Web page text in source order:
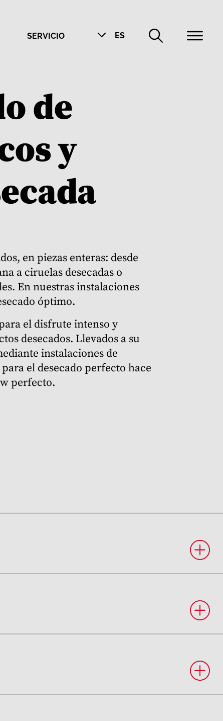
SERVICIO ES
de
y
en piezas enteras: desde
a ciruelas desecadas o
En nuestras instalaciones
óptimo.
el disfrute intenso y
desecados. Llevados a su
instalaciones de
el desecado perfecto hace
perfecto.